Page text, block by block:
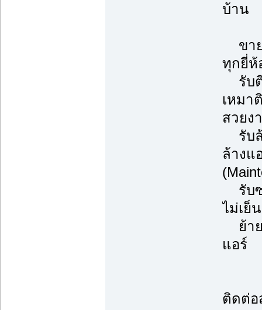
บ้าน
ขาย
ทุกยี่ห้
รับติ
เหมา
สวยง
รับล้
ล้างแ
รับซ่
ไม่เย็
ย้าย
แอร์
ติดต่อ